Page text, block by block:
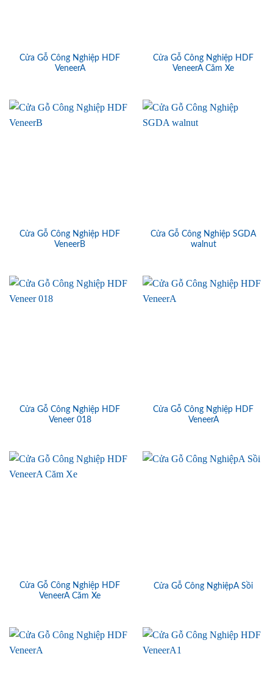
Cửa Gỗ Công Nghiệp HDF
VeneerA
Cửa Gỗ Công Nghiệp HDF
VeneerA Căm Xe
Cửa Gỗ Công Nghiệp HDF
VeneerB
Cửa Gỗ Công Nghiệp SGDA
walnut
Cửa Gỗ Công Nghiệp HDF
Veneer 018
Cửa Gỗ Công Nghiệp HDF
VeneerA
Cửa Gỗ Công Nghiệp HDF
VeneerA Căm Xe
Cửa Gỗ Công NghiệpA Sồi